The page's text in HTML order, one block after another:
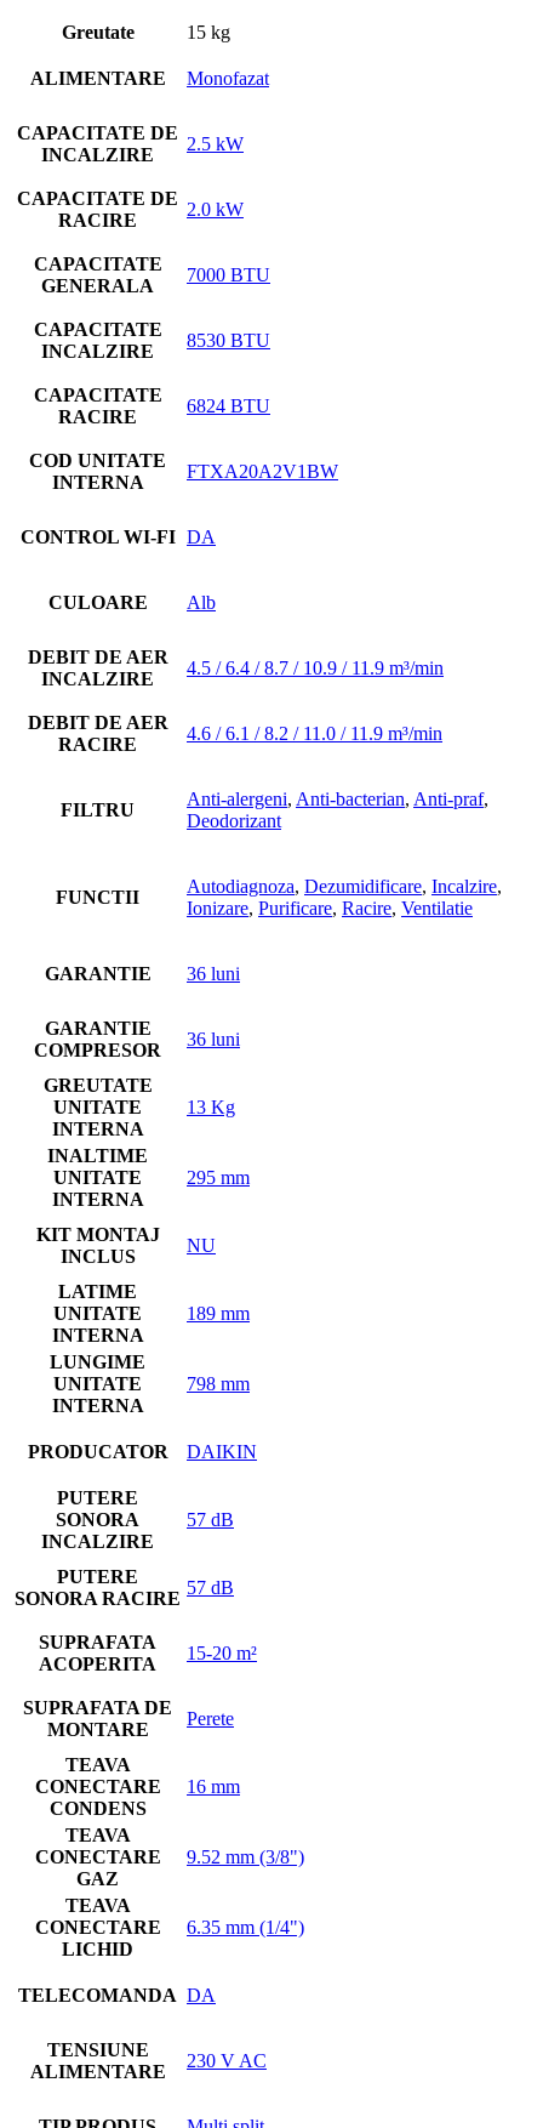
Greutate 15 kg
ALIMENTARE Monofazat
CAPACITATE DE
INCALZIRE
2.5 kW
CAPACITATE DE
RACIRE
2.0 kW
CAPACITATE
GENERALA
7000 BTU
CAPACITATE
INCALZIRE
8530 BTU
CAPACITATE
RACIRE
6824 BTU
COD UNITATE
INTERNA
FTXA20A2V1BW
CONTROL WI-FI DA
CULOARE Alb
DEBIT DE AER
INCALZIRE
4.5 / 6.4 / 8.7 / 10.9 / 11.9 m³/min
DEBIT DE AER
RACIRE
4.6 / 6.1 / 8.2 / 11.0 / 11.9 m³/min
FILTRU
Anti-alergeni, Anti-bacterian, Anti-praf,
Deodorizant
FUNCTII
Autodiagnoza, Dezumidificare, Incalzire,
Ionizare, Purificare, Racire, Ventilatie
GARANTIE 36 luni
GARANTIE
COMPRESOR
36 luni
GREUTATE
UNITATE
INTERNA
13 Kg
INALTIME
UNITATE
INTERNA
295 mm
KIT MONTAJ
INCLUS
NU
LATIME
UNITATE
INTERNA
189 mm
LUNGIME
UNITATE
INTERNA
798 mm
PRODUCATOR DAIKIN
PUTERE
SONORA
INCALZIRE
57 dB
PUTERE
SONORA RACIRE
57 dB
SUPRAFATA
ACOPERITA
15-20 m²
SUPRAFATA DE
MONTARE
Perete
TEAVA
CONECTARE
CONDENS
16 mm
TEAVA
CONECTARE
GAZ
9.52 mm (3/8")
TEAVA
CONECTARE
LICHID
6.35 mm (1/4")
TELECOMANDA DA
TENSIUNE
ALIMENTARE
230 V AC